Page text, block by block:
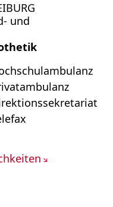
und